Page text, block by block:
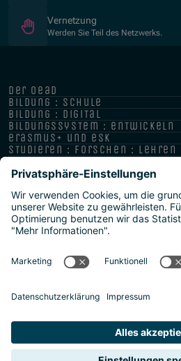
Vernetzung
Werden Sie Teil des Netzwerks.
der oead
bildung : schule
bildung : digital
bildungssystem : entwickeln
erasmus+ und esk
studieren : forschen : lehren
hochschule : strategie :
Datenschutz
Meldestelle/Hinweisgeber
Sitemap